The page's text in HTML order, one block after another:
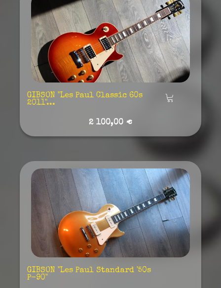
GIBSON "Les Paul Classic 60s
2011"...
2 100,00 €
GIBSON "Les Paul Standard '50s
P-90"